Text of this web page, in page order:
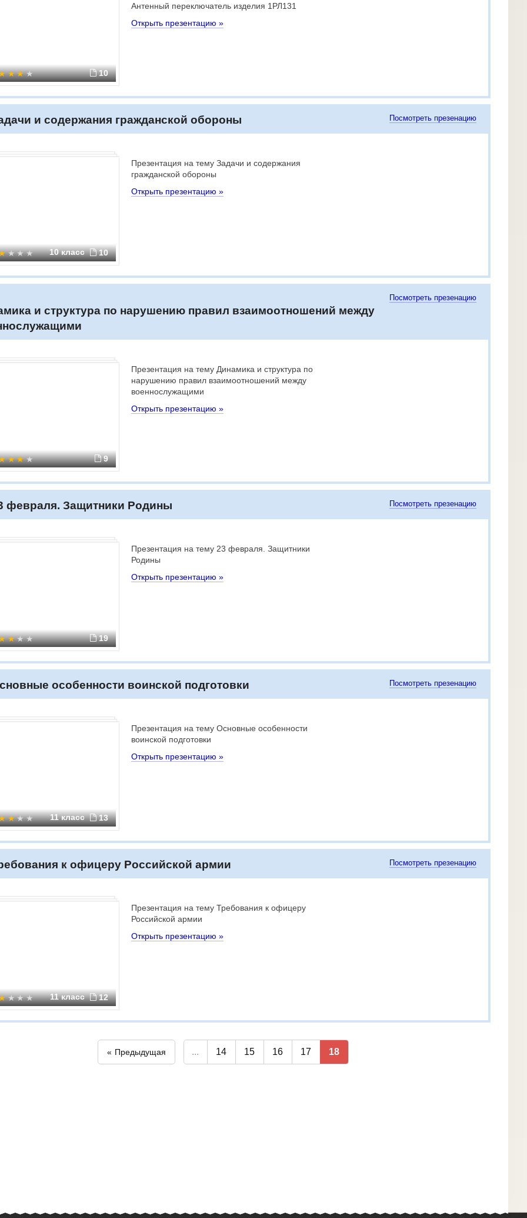
10
Антенный переключатель изделия 1РЛ131
Открыть презентацию »
и содержания гражданской обороны Посмотреть презенацию
10 класс 10
Презентация на тему Задачи и содержания
гражданской обороны
Открыть презентацию »
и структура по нарушению правил взаимоотношений между
Посмотреть презенацию
9
Презентация на тему Динамика и структура по
нарушению правил взаимоотношений между
военнослужащими
Открыть презентацию »
февраля. Защитники Родины Посмотреть презенацию
19
Презентация на тему 23 февраля. Защитники
Родины
Открыть презентацию »
особенности воинской подготовки Посмотреть презенацию
11 класс 13
Презентация на тему Основные особенности
воинской подготовки
Открыть презентацию »
к офицеру Российской армии Посмотреть презенацию
11 класс 12
Презентация на тему Требования к офицеру
Российской армии
Открыть презентацию »
Предыдущая ... 14 15 16 17 18